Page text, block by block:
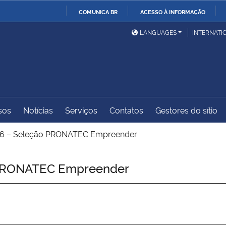
COMUNICA BR ACESSO À INFORMAÇÃO
Ministério da Defesa
Ministério das Relações
Exteriores
Ministério do
Desenvolvimento Regional
Controladoria-Geral da
União
Advocacia-Geral da União Banco Central do Brasil
LANGUAGES
Notícias Serviços Contatos Gestores do sítio
– Seleção PRONATEC Empreender
Empreender